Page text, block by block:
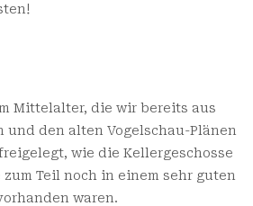
Mittelalter, die wir bereits aus
und den alten Vogelschau-Plänen
wie die Kellergeschosse
Teil noch in einem sehr guten
waren.